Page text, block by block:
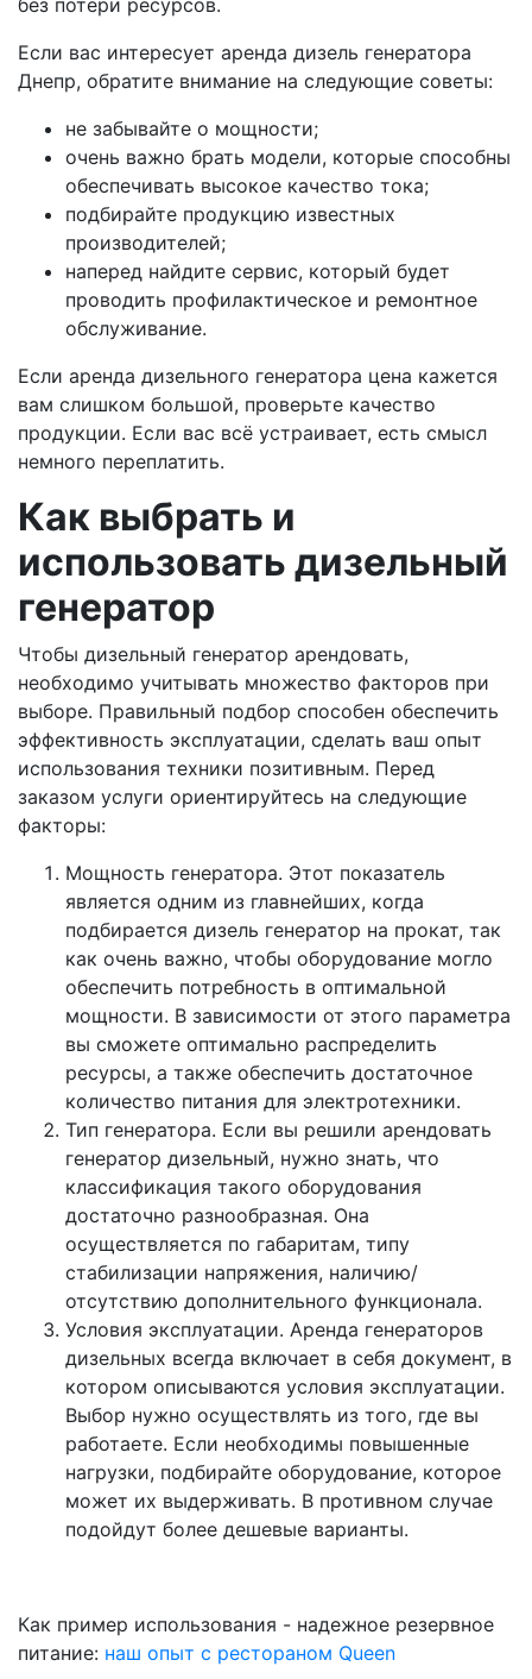
Если вас интересует аренда дизель генератора
Днепр, обратите внимание на следующие советы:
не забывайте о мощности;
очень важно брать модели, которые способны
обеспечивать высокое качество тока;
подбирайте продукцию известных
производителей;
наперед найдите сервис, который будет
проводить профилактическое и ремонтное
обслуживание.
Если аренда дизельного генератора цена кажется
вам слишком большой, проверьте качество
продукции. Если вас всё устраивает, есть смысл
немного переплатить.
Как выбрать и
использовать дизельный
генератор
Чтобы дизельный генератор арендовать,
необходимо учитывать множество факторов при
выборе. Правильный подбор способен обеспечить
эффективность эксплуатации, сделать ваш опыт
использования техники позитивным. Перед
заказом услуги ориентируйтесь на следующие
факторы:
Мощность генератора. Этот показатель
является одним из главнейших, когда
подбирается дизель генератор на прокат, так
как очень важно, чтобы оборудование могло
обеспечить потребность в оптимальной
мощности. В зависимости от этого параметра
вы сможете оптимально распределить
ресурсы, а также обеспечить достаточное
количество питания для электротехники.
Тип генератора. Если вы решили арендовать
генератор дизельный, нужно знать, что
классификация такого оборудования
достаточно разнообразная. Она
осуществляется по габаритам, типу
стабилизации напряжения, наличию/
отсутствию дополнительного функционала.
Условия эксплуатации. Аренда генераторов
дизельных всегда включает в себя документ, в
котором описываются условия эксплуатации.
Выбор нужно осуществлять из того, где вы
работаете. Если необходимы повышенные
нагрузки, подбирайте оборудование, которое
может их выдерживать. В противном случае
подойдут более дешевые варианты.
Как пример использования - надежное резервное
питание: наш опыт с рестораном Queen